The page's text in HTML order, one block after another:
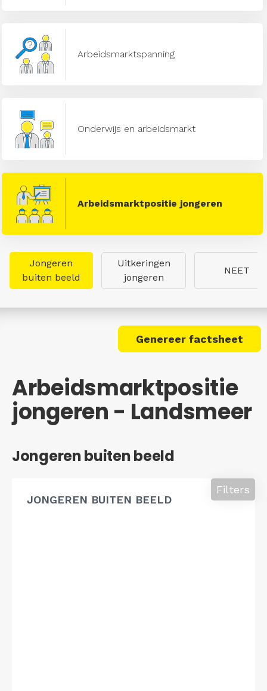
Arbeidsmarktspanning
Onderwijs en arbeidsmarkt
Arbeidsmarktpositie jongeren
Jongeren
buiten beeld
Uitkeringen
jongeren
NEET
Genereer factsheet
Arbeidsmarktpositie
jongeren - Landsmeer
Jongeren buiten beeld
JONGEREN BUITEN BEELD
Filters